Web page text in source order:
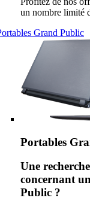
un nombre limité
Grand Public
Portables
Une
concernant
Public ?